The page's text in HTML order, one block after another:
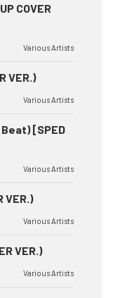
COVER
Various Artists
VER.)
Various Artists
[SPED
Various Artists
VER.)
Various Artists
VER.)
Various Artists